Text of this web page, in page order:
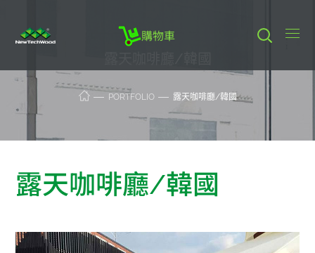
購物車
PORTFOLIO 露天咖啡廳/韓國
露天咖啡廳/韓國